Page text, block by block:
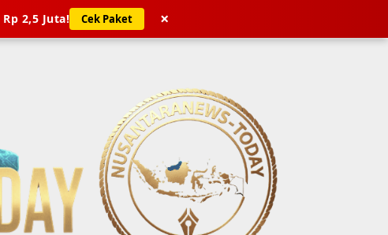
Rp 2,5 Juta! Cek Paket ×